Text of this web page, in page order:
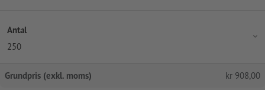
Antal
250
Grundpris (exkl. moms) kr 908,00